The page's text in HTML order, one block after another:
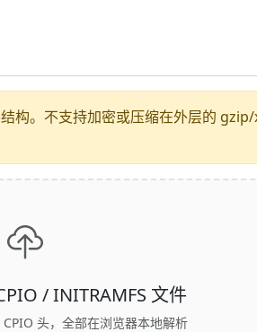
构。不支持加密或压缩在外层的
/ INITRAMFS 文件
头，全部在浏览器本地解析